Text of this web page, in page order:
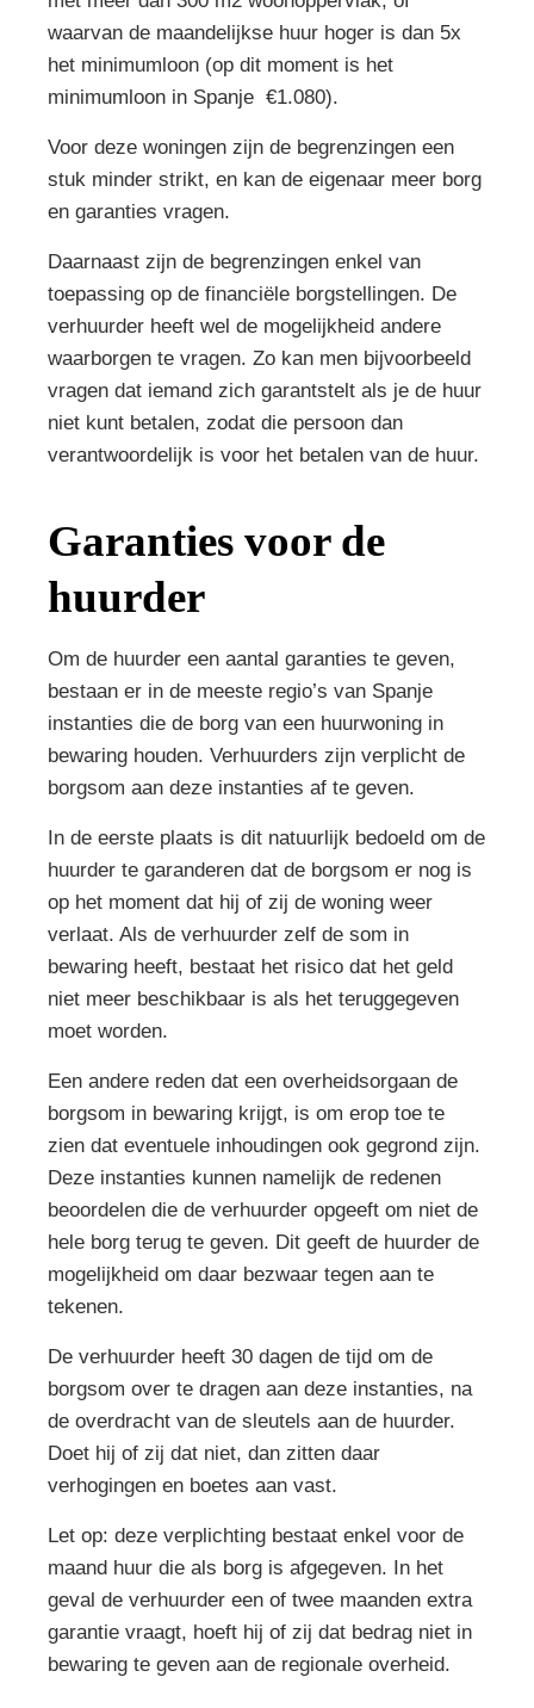
waarvan de maandelijkse huur hoger is dan 5x
het minimumloon (op dit moment is het
minimumloon in Spanje €1.080).
Voor deze woningen zijn de begrenzingen een
stuk minder strikt, en kan de eigenaar meer borg
en garanties vragen.
Daarnaast zijn de begrenzingen enkel van
toepassing op de financiële borgstellingen. De
verhuurder heeft wel de mogelijkheid andere
waarborgen te vragen. Zo kan men bijvoorbeeld
vragen dat iemand zich garantstelt als je de huur
niet kunt betalen, zodat die persoon dan
verantwoordelijk is voor het betalen van de huur.
Garanties voor de
huurder
Om de huurder een aantal garanties te geven,
bestaan er in de meeste regio’s van Spanje
instanties die de borg van een huurwoning in
bewaring houden. Verhuurders zijn verplicht de
borgsom aan deze instanties af te geven.
In de eerste plaats is dit natuurlijk bedoeld om de
huurder te garanderen dat de borgsom er nog is
op het moment dat hij of zij de woning weer
verlaat. Als de verhuurder zelf de som in
bewaring heeft, bestaat het risico dat het geld
niet meer beschikbaar is als het teruggegeven
moet worden.
Een andere reden dat een overheidsorgaan de
borgsom in bewaring krijgt, is om erop toe te
zien dat eventuele inhoudingen ook gegrond zijn.
Deze instanties kunnen namelijk de redenen
beoordelen die de verhuurder opgeeft om niet de
hele borg terug te geven. Dit geeft de huurder de
mogelijkheid om daar bezwaar tegen aan te
tekenen.
De verhuurder heeft 30 dagen de tijd om de
borgsom over te dragen aan deze instanties, na
de overdracht van de sleutels aan de huurder.
Doet hij of zij dat niet, dan zitten daar
verhogingen en boetes aan vast.
Let op: deze verplichting bestaat enkel voor de
maand huur die als borg is afgegeven. In het
geval de verhuurder een of twee maanden extra
garantie vraagt, hoeft hij of zij dat bedrag niet in
bewaring te geven aan de regionale overheid.